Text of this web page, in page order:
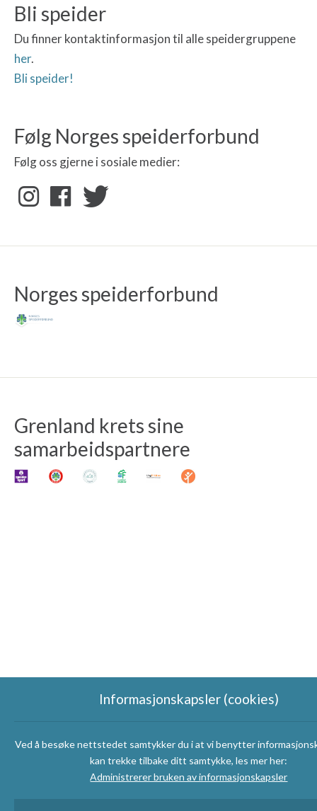
Bli speider
Du finner kontaktinformasjon til alle speidergruppene
her.
Bli speider!
Følg Norges speiderforbund
Følg oss gjerne i sosiale medier:
Norges speiderforbund
Grenland krets sine
samarbeidspartnere
Informasjonskapsler (cookies)
Ved å besøke nettstedet samtykker du i at vi benytter
kan trekke tilbake ditt samtykke, les mer her:
Administrerer bruken av informasjonskapsler